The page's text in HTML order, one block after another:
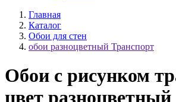
Главная
Каталог
Обои для стен
обои разноцветный Транспорт
Обои с рисунком
цвет разноцветный